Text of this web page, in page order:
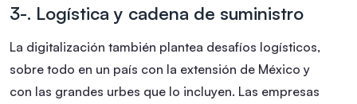
3-. Logística y cadena de suministro
La digitalización también plantea desafíos logísticos,
sobre todo en un país con la extensión de México y
con las grandes urbes que lo incluyen. Las empresas